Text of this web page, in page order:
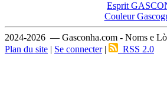
Esprit
Couleur
2024-2026 — Gasconha.com - Noms e
Plan du site | Se connecter| RSS 2.0